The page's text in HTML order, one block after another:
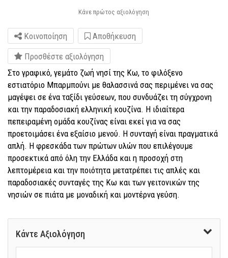
Κάνε πρώτος αξιολόγηση
Κοινοποίηση
Αποθήκευση
Προσθέστε αξιολόγηση
Στο γραφικό, γεμάτο ζωή νησί της Κω, το φιλόξενο
εστιατόριο Μπαρμπούνι με θαλασσινά σας περιμένει να σας
μαγέψει σε ένα ταξίδι γεύσεων, που συνδυάζει τη σύγχρονη
και την παραδοσιακή ελληνική κουζίνα. Η ιδιαίτερα
πεπειραμένη ομάδα κουζίνας είναι εκεί για να σας
προετοιμάσει ένα εξαίσιο μενού. Η συνταγή είναι πραγματικά
απλή. Η φρεσκάδα των πρώτων υλών που επιλέγουμε
προσεκτικά από όλη την Ελλάδα και η προσοχή στη
λεπτομέρεια και την ποιότητα μετατρέπει τις απλές και
παραδοσιακές συνταγές της Κω και των γειτονικών της
νησιών σε πιάτα με μοναδική και μοντέρνα γεύση.
Κάντε Αξιολόγηση